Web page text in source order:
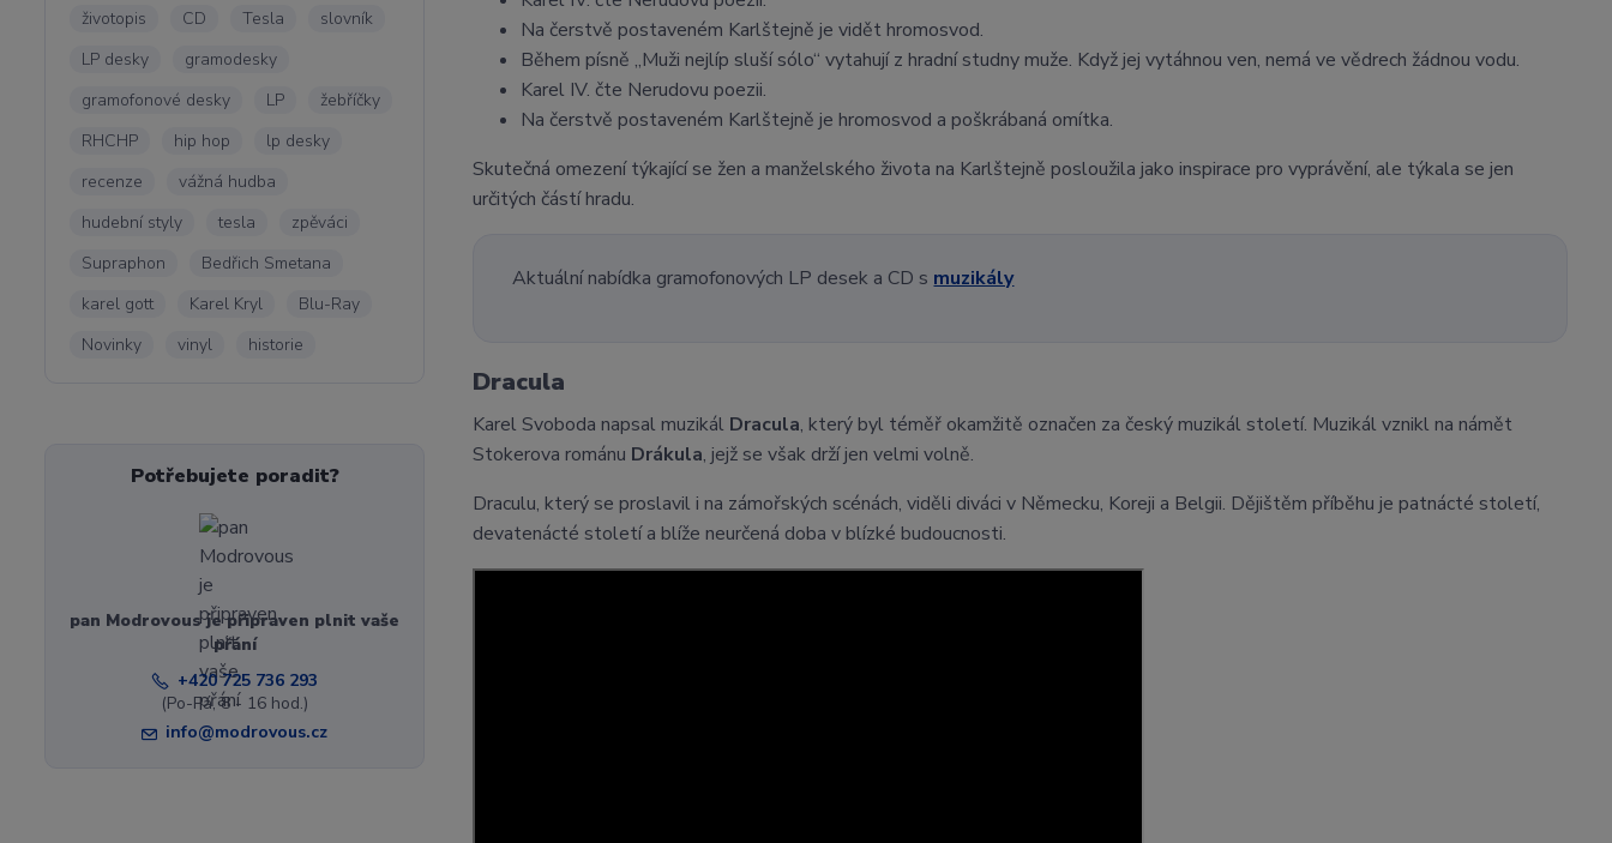
životopis
CD Tesla
slovník
LP desky
gramodesky
gramofonové desky
LP
žebříčky
RHCHP
hip hop
lp desky
recenze
vážná hudba
hudební styly
tesla
zpěváci
Supraphon
Bedřich Smetana
karel gott
Karel Kryl
Blu-Ray
Novinky
vinyl historie
Potřebujete poradit?
pan Modrovous je připraven plnit vaše
přání
+420 725 736 293
(Po-Pá, 8 - 16 hod.)
info@modrovous.cz
Na čerstvě postaveném Karlštejně je vidět hromosvod.
Během písně „Muži nejlíp sluší sólo“ vytahují z hradní studny muže. Když jej vytáhnou ven, nemá ve vědrech žádnou vodu.
Karel IV. čte Nerudovu poezii.
Na čerstvě postaveném Karlštejně je hromosvod a poškrábaná omítka.
Skutečná omezení týkající se žen a manželského života na Karlštejně posloužila jako inspirace pro vyprávění, ale týkala se jen
určitých částí hradu.
Aktuální nabídka gramofonových LP desek a CD s muzikály
Dracula
Karel Svoboda napsal muzikál Dracula, který byl téměř okamžitě označen za český muzikál století. Muzikál vznikl na námět
Stokerova románu Drákula, jejž se však drží jen velmi volně.
Draculu, který se proslavil i na zámořských scénách, viděli diváci v Německu, Koreji a Belgii. Dějištěm příběhu je patnácté století,
devatenácté století a blíže neurčená doba v blízké budoucnosti.